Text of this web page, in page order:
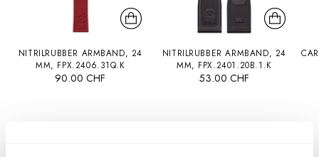
NITRILRUBBER ARMBAND, 24
MM, FPX.2406.31Q.K
90.00 CHF
NITRILRUBBER ARMBAND, 24
MM, FPX.2401.20B.1.K
53.00 CHF